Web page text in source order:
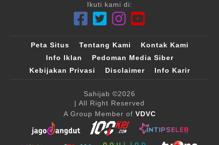
Ikuti kami di:
Peta Situs Tentang Kami
Kontak Kami
Info Iklan
Pedoman Media Siber
Kebijakan Privasi
Disclaimer Info Karir
Sahijab ©2026
| All Right Reserved
A Group Member of VDVC